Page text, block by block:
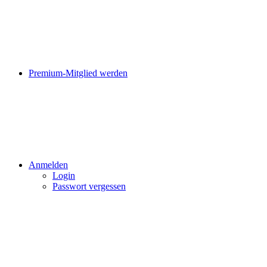
Premium-Mitglied werden
Anmelden
Login
Passwort vergessen